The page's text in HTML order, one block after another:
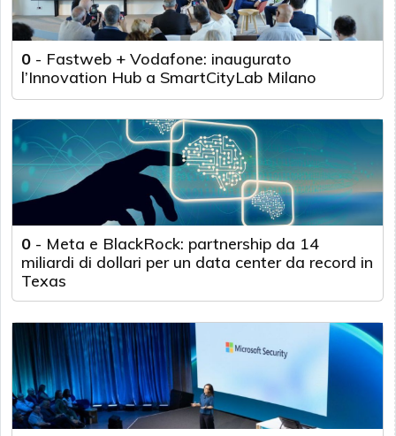
0 - Fastweb + Vodafone: inaugurato
l’Innovation Hub a SmartCityLab Milano
0 - Meta e BlackRock: partnership da 14
miliardi di dollari per un data center da record in
Texas